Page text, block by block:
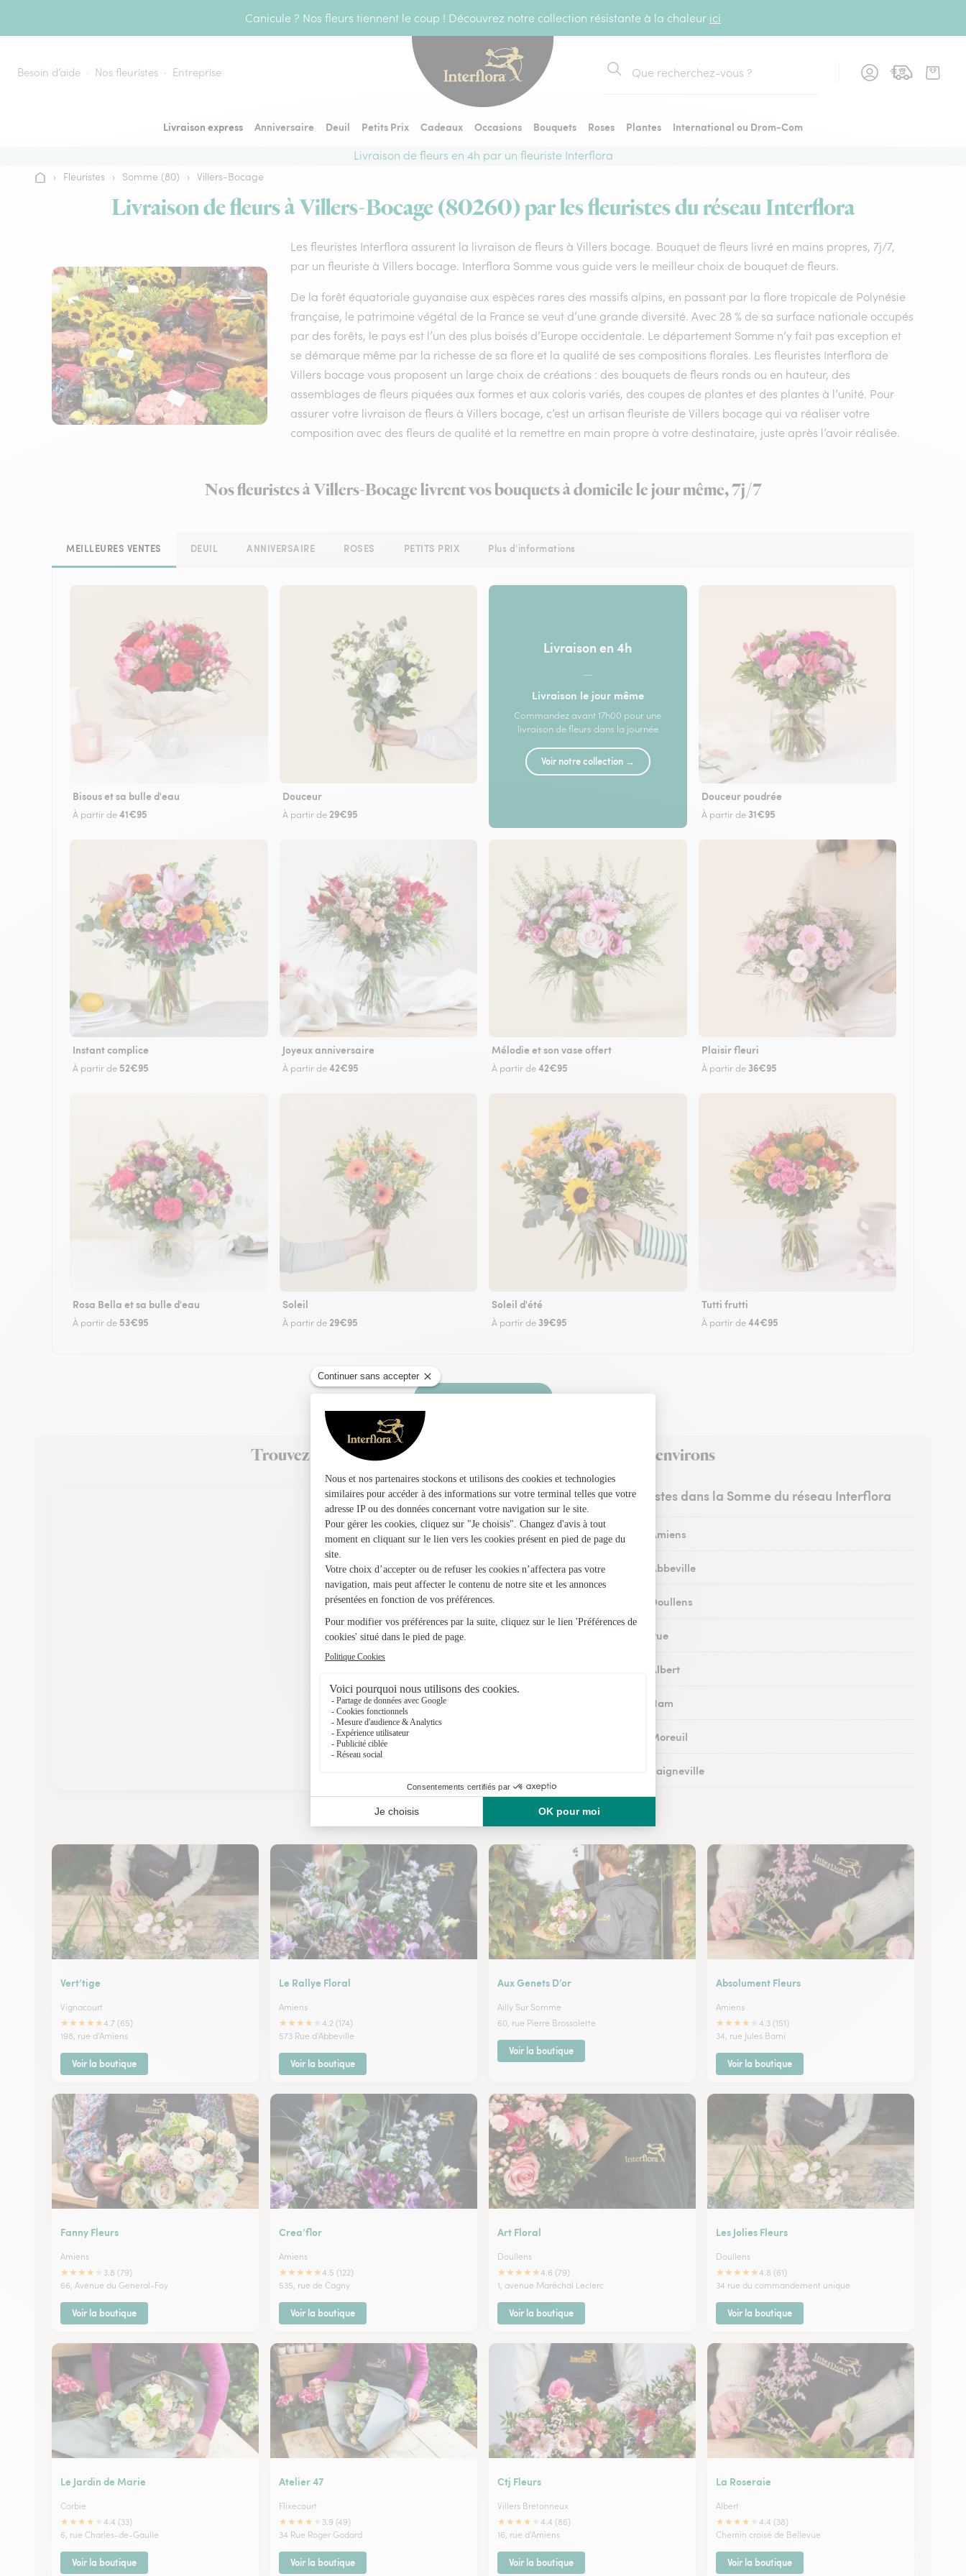
Canicule ? Nos fleurs tiennent le coup ! Découvrez notre collection résistante à la chaleur ici
Besoin d’aide Nos fleuristes Entreprise
Rechercher
Livraison express Anniversaire Deuil Petits Prix Cadeaux Occasions Bouquets Roses Plantes
International ou Drom-Com
Livraison de fleurs en 4h par un fleuriste Interflora
Accueil
› Fleuristes › Somme (80) › Villers-Bocage
Livraison de fleurs à Villers-Bocage (80260) par les fleuristes du réseau Interflora
Les fleuristes Interflora assurent la livraison de fleurs à Villers bocage. Bouquet de fleurs livré en mains propres, 7j/7,
par un fleuriste à Villers bocage. Interflora Somme vous guide vers le meilleur choix de bouquet de fleurs.
De la forêt équatoriale guyanaise aux espèces rares des massifs alpins, en passant par la flore tropicale de Polynésie
française, le patrimoine végétal de la France se veut d’une grande diversité. Avec 28 % de sa surface nationale occupés
par des forêts, le pays est l’un des plus boisés d’Europe occidentale. Le département Somme n’y fait pas exception et
se démarque même par la richesse de sa flore et la qualité de ses compositions florales. Les fleuristes Interflora de
Villers bocage vous proposent un large choix de créations : des bouquets de fleurs ronds ou en hauteur, des
assemblages de fleurs piquées aux formes et aux coloris variés, des coupes de plantes et des plantes à l’unité. Pour
assurer votre livraison de fleurs à Villers bocage, c’est un artisan fleuriste de Villers bocage qui va réaliser votre
composition avec des fleurs de qualité et la remettre en main propre à votre destinataire, juste après l’avoir réalisée.
Nos fleuristes à Villers-Bocage livrent vos bouquets à domicile le jour même, 7j/7
MEILLEURES VENTES DEUIL ANNIVERSAIRE ROSES PETITS PRIX Plus d'informations
Bisous et sa bulle d'eau
À partir de41€95
Douceur
À partir de 29€95
Livraison en 4h
—
Livraison le jour même
Commandez avant 17h00 pour une
livraison de fleurs dans la journée
Voir notre collection →
Douceur poudrée
À partir de 31€95
Instant complice
À partir de 52€95
Joyeux anniversaire
À partir de42€95
Mélodie et son vase offert
À partir de42€95
Plaisir fleuri
À partir de 36€95
Rosa Bella et sa bulle d'eau
À partir de 53€95
Soleil
À partir de 29€95
Soleil d'été
À partir de 39€95
Tutti frutti
À partir de44€95
Faire livrer des fleurs
Trouvez un fleuriste Interflora à Villers-Bocage et dans ses environs
Les fleuristes dans la Somme du réseau Interflora
Fleuristes à Amiens
Fleuristes à Abbeville
Fleuristes à Doullens
Fleuristes à Rue
Fleuristes à Albert
Fleuristes à Ham
Fleuristes à Moreuil
Fleuristes à Saigneville
Nos fleuristes à Villers-Bocage
Vert’tige
Vignacourt
★★★★★4.7 (65)
198, rue d'Amiens
Voir la boutique
Le Rallye Floral
Amiens
★★★★
4.2 (174)
573 Rue d'Abbeville
Voir la boutique
Aux Genets D’or
Ailly Sur Somme
60, rue Pierre Brossolette
Voir la boutique
Absolument Fleurs
Amiens
★★★★
4.3 (151)
34, rue Jules Barni
Voir la boutique
Fanny Fleurs
Amiens
★★★★
3.8 (79)
66, Avenue du General-Foy
Voir la boutique
Crea’flor
Amiens
★★★★★4.5 (122)
535, rue de Cagny
Voir la boutique
Art Floral
Doullens
★★★★★4.6 (79)
1, avenue Maréchal Leclerc
Voir la boutique
Les Jolies Fleurs
Doullens
★★★★★4.8 (61)
34 rue du commandement unique
Voir la boutique
Le Jardin de Marie
Corbie
★★★★
4.4 (33)
6, rue Charles-de-Gaulle
Voir la boutique
Atelier 47
Flixecourt
★★★★
3.9 (49)
34 Rue Roger Godard
Voir la boutique
Ctj Fleurs
Villers Bretonneux
★★★★
4.4 (86)
16, rue d'Amiens
Voir la boutique
La Roseraie
Albert
★★★★
4.4 (38)
Chemin croisé de Bellevue
Voir la boutique